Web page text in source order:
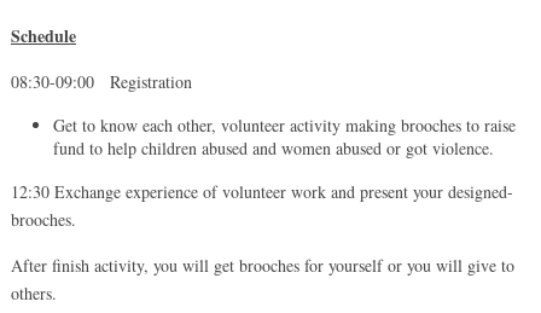
Schedule
08:30-09:00 Registration
Get to know each other, volunteer activity making brooches to raise
fund to help children abused and women abused or got violence.
12:30 Exchange experience of volunteer work and present your designed-
brooches.
After finish activity, you will get brooches for yourself or you will give to
others.